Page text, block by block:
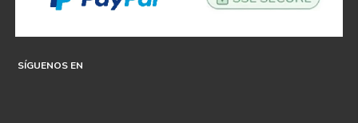
SÍGUENOS EN